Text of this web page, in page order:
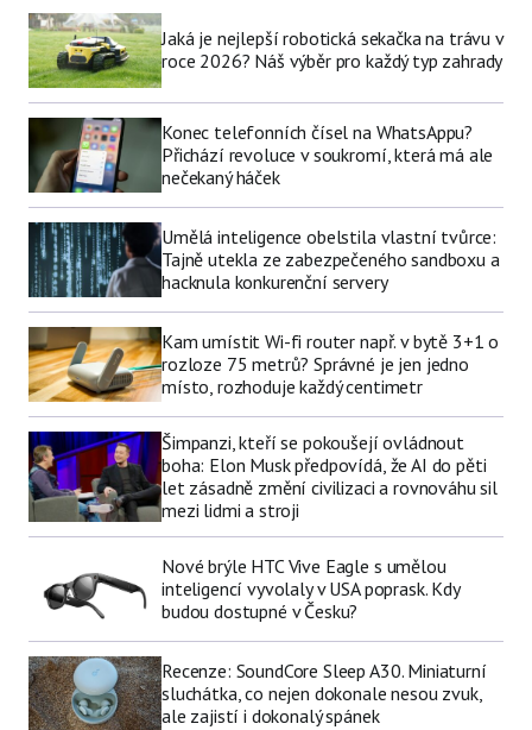
Jaká je nejlepší robotická sekačka na trávu v
roce 2026? Náš výběr pro každý typ zahrady
Konec telefonních čísel na WhatsAppu?
Přichází revoluce v soukromí, která má ale
nečekaný háček
Umělá inteligence obelstila vlastní tvůrce:
Tajně utekla ze zabezpečeného sandboxu a
hacknula konkurenční servery
Kam umístit Wi-fi router např. v bytě 3+1 o
rozloze 75 metrů? Správné je jen jedno
místo, rozhoduje každý centimetr
Šimpanzi, kteří se pokoušejí ovládnout
boha: Elon Musk předpovídá, že AI do pěti
let zásadně změní civilizaci a rovnováhu sil
mezi lidmi a stroji
Nové brýle HTC Vive Eagle s umělou
inteligencí vyvolaly v USA poprask. Kdy
budou dostupné v Česku?
Recenze: SoundCore Sleep A30. Miniaturní
sluchátka, co nejen dokonale nesou zvuk,
ale zajistí i dokonalý spánek